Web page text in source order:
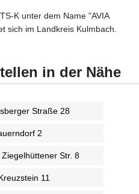
K unter dem Name "AVIA
sich im Landkreis Kulmbach.
in der Nähe
Straße 28
2
Str. 8
11